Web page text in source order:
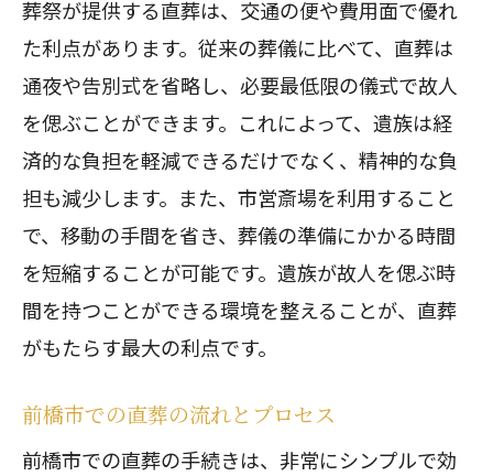
葬祭が提供する直葬は、交通の便や費用面で優れ
た利点があります。従来の葬儀に比べて、直葬は
通夜や告別式を省略し、必要最低限の儀式で故人
を偲ぶことができます。これによって、遺族は経
済的な負担を軽減できるだけでなく、精神的な負
担も減少します。また、市営斎場を利用すること
で、移動の手間を省き、葬儀の準備にかかる時間
を短縮することが可能です。遺族が故人を偲ぶ時
間を持つことができる環境を整えることが、直葬
がもたらす最大の利点です。
前橋市での直葬の流れとプロセス
前橋市での直葬の手続きは、非常にシンプルで効